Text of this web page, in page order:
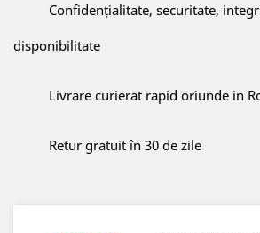
Confidențialitate, securitate,
disponibilitate
Livrare curierat rapid oriunde in
Retur gratuit în 30 de zile